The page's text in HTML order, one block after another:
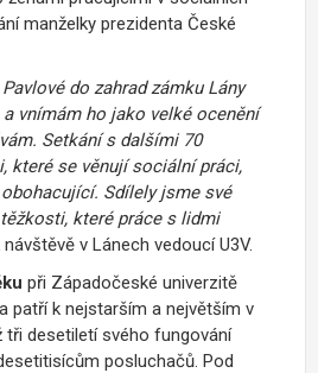
manželky prezidenta České
do zahrad zámku Lány
vnímám ho jako velké ocenění
Setkání s dalšími 70
které se věnují sociální práci,
Sdílely jsme své
které práce s lidmi
v Lánech vedoucí U3V.
při Západočeské univerzitě
patří k nejstarším a největším v
tři desetiletí svého fungování
posluchačů. Pod